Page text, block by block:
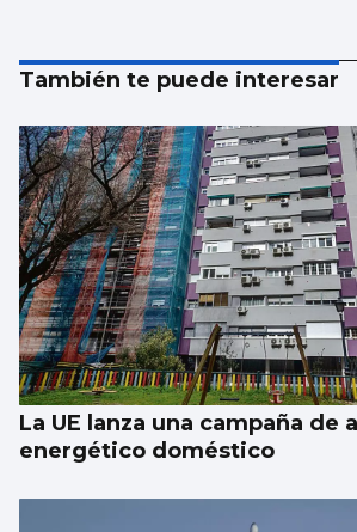
También te puede interesar
La UE lanza una campaña de
energético doméstico